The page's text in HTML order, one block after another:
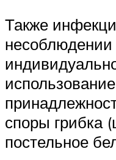
Также
споры грибка
постельное